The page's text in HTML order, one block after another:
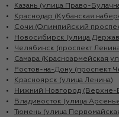
Казань (улица Право-
Краснодар (Кубанская
Сочи (Олимпийский
Новосибирск (улица
Челябинск (проспект
Самара (Красноармейская
Ростов-на-Дону (проспект
Красноярск (улица Ленина)
Нижний Новгород (Верхне-
Владивосток (улица
Тюмень (улица